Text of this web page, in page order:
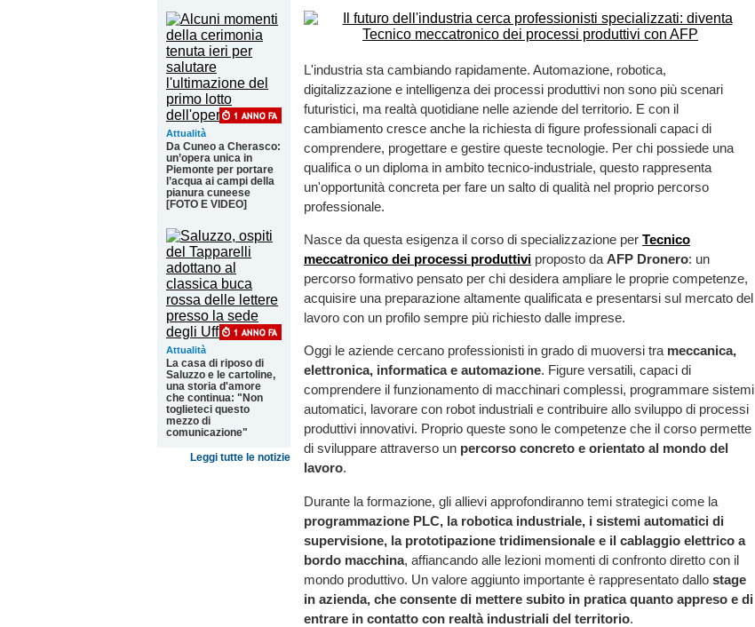
Attualità
Da Cuneo a Cherasco:
un’opera unica in
Piemonte per portare
l’acqua ai campi della
pianura cuneese
[FOTO E VIDEO]
Attualità
La casa di riposo di
Saluzzo e le cartoline,
una storia d'amore
che continua: "Non
toglieteci questo
mezzo di
comunicazione"
Leggi tutte le notizie
L'industria sta cambiando rapidamente. Automazione, robotica,
digitalizzazione e intelligenza dei processi produttivi non sono più scenari
futuristici, ma realtà quotidiane nelle aziende del territorio. E con il
cambiamento cresce anche la richiesta di figure professionali capaci di
comprendere, progettare e gestire queste tecnologie. Per chi possiede una
qualifica o un diploma in ambito tecnico-industriale, questo rappresenta
un'opportunità concreta per fare un salto di qualità nel proprio percorso
professionale.
Nasce da questa esigenza il corso di specializzazione per Tecnico
meccatronico dei processi produttivi proposto da AFP Dronero: un
percorso formativo pensato per chi desidera ampliare le proprie competenze,
acquisire una preparazione altamente qualificata e presentarsi sul mercato del
lavoro con un profilo sempre più richiesto dalle imprese.
Oggi le aziende cercano professionisti in grado di muoversi tra meccanica,
elettronica, informatica e automazione. Figure versatili, capaci di
comprendere il funzionamento di macchinari complessi, programmare sistemi
automatici, lavorare con robot industriali e contribuire allo sviluppo di processi
produttivi innovativi. Proprio queste sono le competenze che il corso permette
di sviluppare attraverso un percorso concreto e orientato al mondo del
lavoro.
Durante la formazione, gli allievi approfondiranno temi strategici come la
programmazione PLC, la robotica industriale, i sistemi automatici di
supervisione, la prototipazione tridimensionale e il cablaggio elettrico a
bordo macchina, affiancando alle lezioni momenti di confronto diretto con il
mondo produttivo. Un valore aggiunto importante è rappresentato dallo stage
in azienda, che consente di mettere subito in pratica quanto appreso e di
entrare in contatto con realtà industriali del territorio.